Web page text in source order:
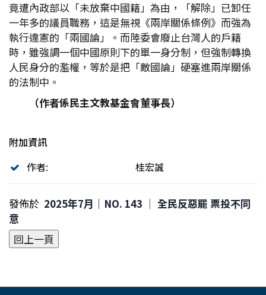
竟遭內政部以「未放棄中國籍」為由，「解除」已卸任
一年多的議員職務，這是無視《兩岸關係條例》而強為
執行違憲的「兩國論」。而陸委會廢止台灣人的戶籍
時，雖強調一個中國原則下的單一身分制，但強制轉換
人民身分的濫權，等於是把「敵國論」硬塞進兩岸關係
的法制中。
（作者係民主文教基金會董事長）
附加資訊
作者:
桂宏誠
發佈於 2025年7月｜NO. 143 │ 全民反惡罷 票投不同
意